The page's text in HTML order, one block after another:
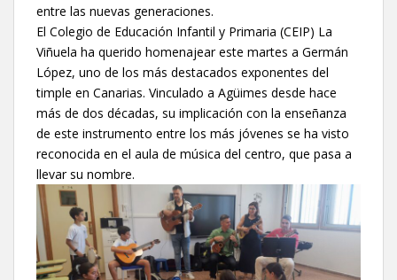
entre las nuevas generaciones.
El Colegio de Educación Infantil y Primaria (CEIP) La
Viñuela ha querido homenajear este martes a Germán
López, uno de los más destacados exponentes del
timple en Canarias. Vinculado a Agüimes desde hace
más de dos décadas, su implicación con la enseñanza
de este instrumento entre los más jóvenes se ha visto
reconocida en el aula de música del centro, que pasa a
llevar su nombre.